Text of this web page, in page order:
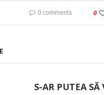
0 comments 0
S-AR PUTEA SĂ